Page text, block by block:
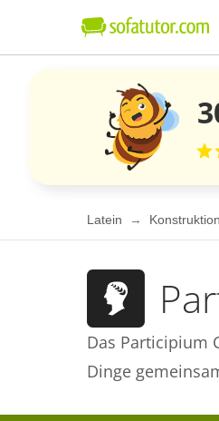
Latein
Das Participium
Dinge